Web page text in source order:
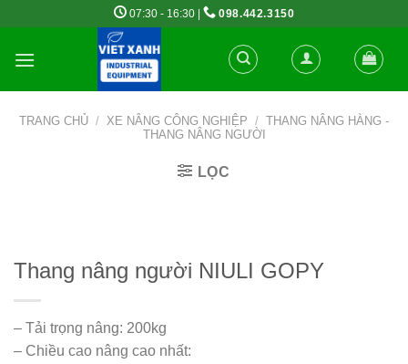
content
07:30 - 16:30 | 098.442.3150
TRANG CHỦ / XE NÂNG CÔNG NGHIỆP / THANG NÂNG HÀNG -
THANG NÂNG NGƯỜI
LỌC
Thang nâng người NIULI GOPY
– Tải trọng nâng: 200kg
– Chiều cao nâng cao nhất: